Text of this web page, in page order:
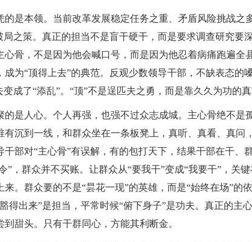
本领。当前改革发展稳定任务之重、矛盾风险挑战之
局之策。真正的担当不是盲干硬干，而是要求调查研究
心骨，不是因为他会喊口号，而是因为他忍着病痛跑遍全
成为“顶得上去”的典范。反观少数领导干部，不缺表态的
成了“添乱”。“顶”不是逞匹夫之勇，而是靠久久为功的真
人心。个人再强，也强不过众志成城。主心骨绝不是
有沉到一线，和群众坐在一条板凳上，真听、真看、真问
干部对“主心骨”有误解，有的包打天下，结果干部在干、
”，群众并不买账。让群众从“要我干”变成“我要干”，关
来。群众要的不是“昙花一现”的英雄，而是“始终在场”的
得出来”是担当，平常时候“俯下身子”是功夫。真正的主
甜头。只有干群同心，方能其利断金。